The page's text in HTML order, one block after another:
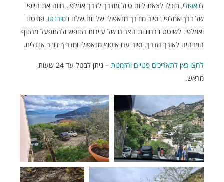
נאפולי, תוכלו לצאת ליום טיול מודרך לדרך אמלפי. חווה את היופי
של דרך אמלפי בסיור מודרך מנאפולי של יום שלם ב סורנטו, פוזיטנו
ואמלפי. לשוטט ברחובות הצרים של עיירות הנופש ולהתפעל מהנוף
המדהים לאורך הדרך. סיור עם איסוף מנאפולי ומדריך דובר אנגלית.
לחצו כאן לתאריכים פנויים והזמנות
– ניתן לבטל עד 24 שעות
מראש.